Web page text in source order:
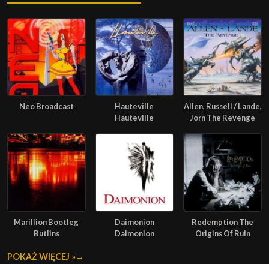
Neo Broadcast
Hauteville
Hauteville
Allen, Russell / Lande,
Jorn The Revenge
Marillion Bootleg
Butlins
Daimonion
Daimonion
Redemption The
Origins Of Ruin
POKAŻ WIĘCEJ »